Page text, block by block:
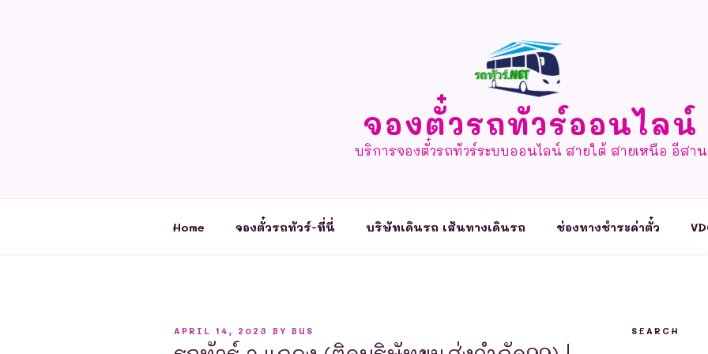
จองตั๋วรถทัวร์ออนไลน์
บริการจองตั๋วรถทัวร์ระบบออนไลน์ สายใต้ สายเหนือ อีสาน
Home จองตั๋วรถทัวร์-ที่นี่ บริษัทเดินรถ เส้นทางเดินรถ ช่องทางชำระค่าตั๋ว
POSTED
APRIL 14, 2023 BY BUS SEARCH